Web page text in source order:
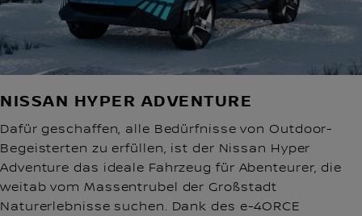
NISSAN HYPER ADVENTURE
Dafür geschaffen, alle Bedürfnisse von Outdoor-
Begeisterten zu erfüllen, ist der Nissan Hyper
Adventure das ideale Fahrzeug für Abenteurer, die
weitab vom Massentrubel der Großstadt
Naturerlebnisse suchen. Dank des e-4ORCE